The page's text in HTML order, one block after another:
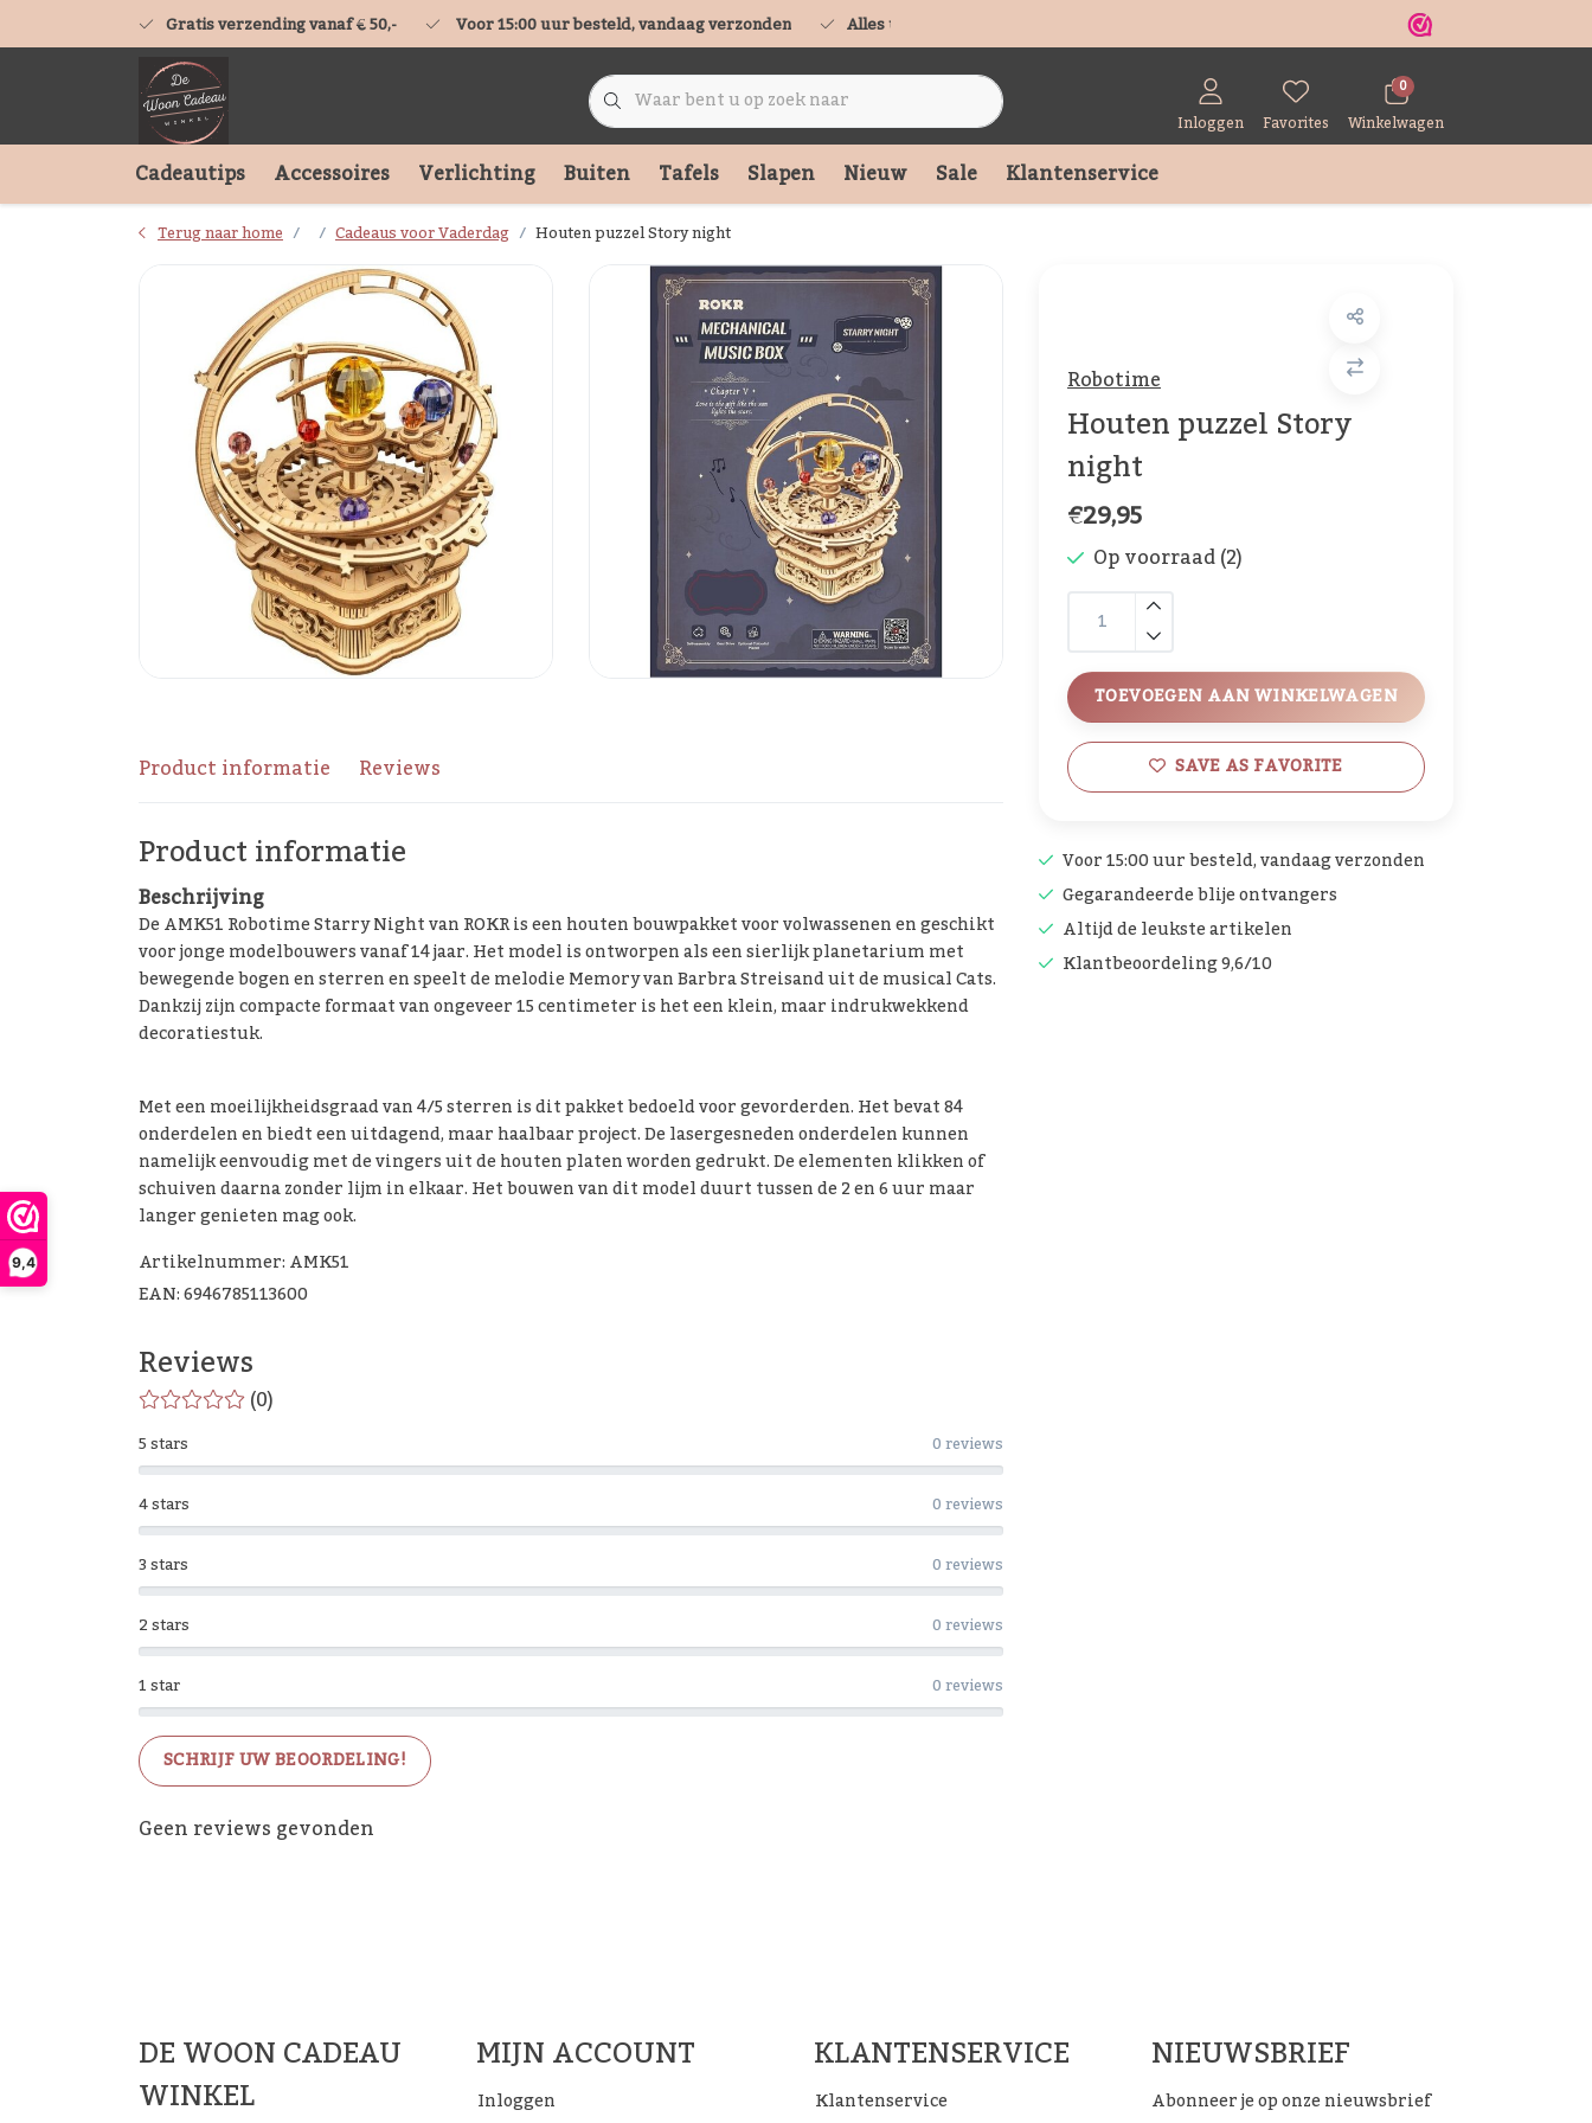
9,4
Gratis verzending vanaf € 50,- Voor 15:00 uur besteld, vandaag verzonden Alles uit voorraad leverbaar
Inloggen Favorites
0
Winkelwagen
Cadeautips Accessoires Verlichting Buiten Tafels Slapen Nieuw Sale Klantenservice
Terug naar home Cadeaus voor Vaderdag Houten puzzel Story night
Robotime
Houten puzzel Story
night
€29,95
Op voorraad (2)
TOEVOEGEN AAN WINKELWAGEN
SAVE AS FAVORITE
Voor 15:00 uur besteld, vandaag verzonden
Gegarandeerde blije ontvangers
Altijd de leukste artikelen
Klantbeoordeling 9,6/10
Product informatie Reviews
Product informatie
Beschrijving
De AMK51 Robotime Starry Night van ROKR is een houten bouwpakket voor volwassenen en geschikt
voor jonge modelbouwers vanaf 14 jaar. Het model is ontworpen als een sierlijk planetarium met
bewegende bogen en sterren en speelt de melodie Memory van Barbra Streisand uit de musical Cats.
Dankzij zijn compacte formaat van ongeveer 15 centimeter is het een klein, maar indrukwekkend
decoratiestuk.
Met een moeilijkheidsgraad van 4/5 sterren is dit pakket bedoeld voor gevorderden. Het bevat 84
onderdelen en biedt een uitdagend, maar haalbaar project. De lasergesneden onderdelen kunnen
namelijk eenvoudig met de vingers uit de houten platen worden gedrukt. De elementen klikken of
schuiven daarna zonder lijm in elkaar. Het bouwen van dit model duurt tussen de 2 en 6 uur maar
langer genieten mag ook.
Artikelnummer: AMK51
EAN: 6946785113600
Reviews
(0)
1 star 0 reviews
2 stars 0 reviews
3 stars 0 reviews
4 stars 0 reviews
5 stars 0 reviews
SCHRIJF UW BEOORDELING!
Geen reviews gevonden
DE WOON CADEAU
WINKEL
MIJN ACCOUNT
Inloggen
KLANTENSERVICE
Klantenservice
NIEUWSBRIEF
Abonneer je op onze nieuwsbrief